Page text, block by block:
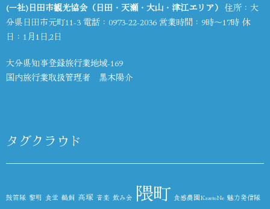
(一社)日田市観光協会（日田・天瀬・大山・津江エリア） 住所：大
分県日田市元町11-3 電話： 0973-22-2036 営業時間：9時～17時 休
日：1月1日,2日
大分県知事登録旅行業地域-169
国内旅行業取扱管理者 黒木陽介
タグクラウド
鼓笛隊 黎明 食堂 鵜飼 高塚 音楽 飲み会 隈町 食感農園KazetoNe 魅力発信隊